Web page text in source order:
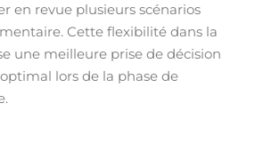
en revue plusieurs scénarios
Cette flexibilité dans la
une meilleure prise de décision
lors de la phase de